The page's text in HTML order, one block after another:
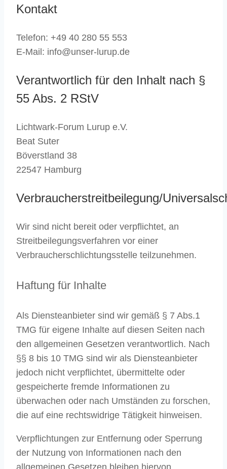
Kontakt
Telefon: +49 40 280 55 553
E-Mail: info@unser-lurup.de
Verantwortlich für den Inhalt nach §
55 Abs. 2 RStV
Lichtwark-Forum Lurup e.V.
Beat Suter
Böverstland 38
22547 Hamburg
Verbraucherstreitbeilegung/
Wir sind nicht bereit oder verpflichtet, an
Streitbeilegungsverfahren vor einer
Verbraucherschlichtungsstelle teilzunehmen.
Haftung für Inhalte
Als Diensteanbieter sind wir gemäß § 7 Abs.1
TMG für eigene Inhalte auf diesen Seiten nach
den allgemeinen Gesetzen verantwortlich. Nach
§§ 8 bis 10 TMG sind wir als Diensteanbieter
jedoch nicht verpflichtet, übermittelte oder
gespeicherte fremde Informationen zu
überwachen oder nach Umständen zu forschen,
die auf eine rechtswidrige Tätigkeit hinweisen.
Verpflichtungen zur Entfernung oder Sperrung
der Nutzung von Informationen nach den